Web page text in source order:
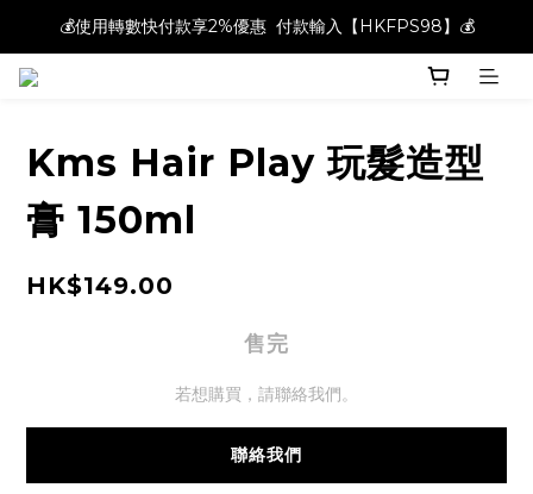
💰使用轉數快付款享2%優惠  付款輸入【HKFPS98】💰
💰使用轉數快付款享2%優惠  付款輸入【HKFPS98】💰
新註冊會員即享$20購物金｜全店滿$400本地免運費📦!
Kms Hair Play 玩髮造型
膏 150ml
HK$149.00
售完
若想購買，請聯絡我們。
聯絡我們